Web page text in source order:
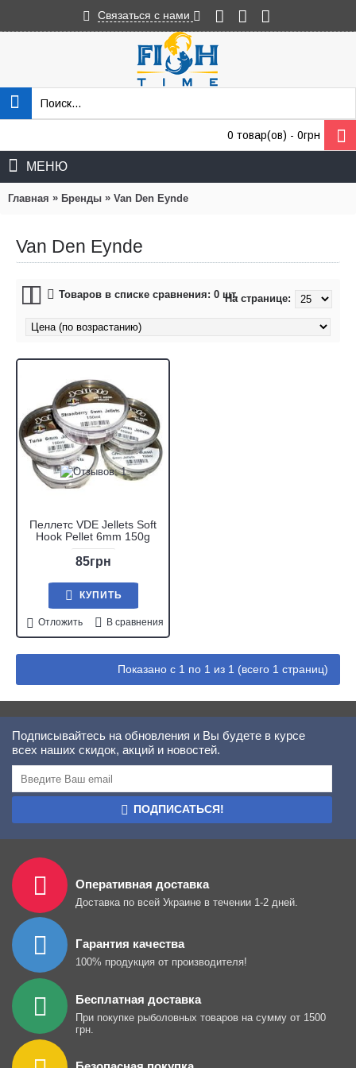
Связаться с нами
0 товар(ов) - 0грн
МЕНЮ
Главная » Бренды » Van Den Eynde
Van Den Eynde
Товаров в списке сравнения: 0 шт.На странице:
Пеллетс VDE Jellets Soft
Hook Pellet 6mm 150g
85грн
КУПИТЬ
Отложить В сравнения
Показано с 1 по 1 из 1 (всего 1 страниц)
Подписывайтесь на обновления и Вы будете в курсе
всех наших скидок, акций и новостей.
ПОДПИСАТЬСЯ!
Оперативная доставка
Доставка по всей Украине в течении 1-2 дней.
Гарантия качества
100% продукция от производителя!
Бесплатная доставка
При покупке рыболовных товаров на сумму от 1500
грн.